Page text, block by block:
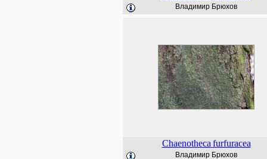
Владимир Брюхов
Chaenotheca furfuracea
Владимир Брюхов